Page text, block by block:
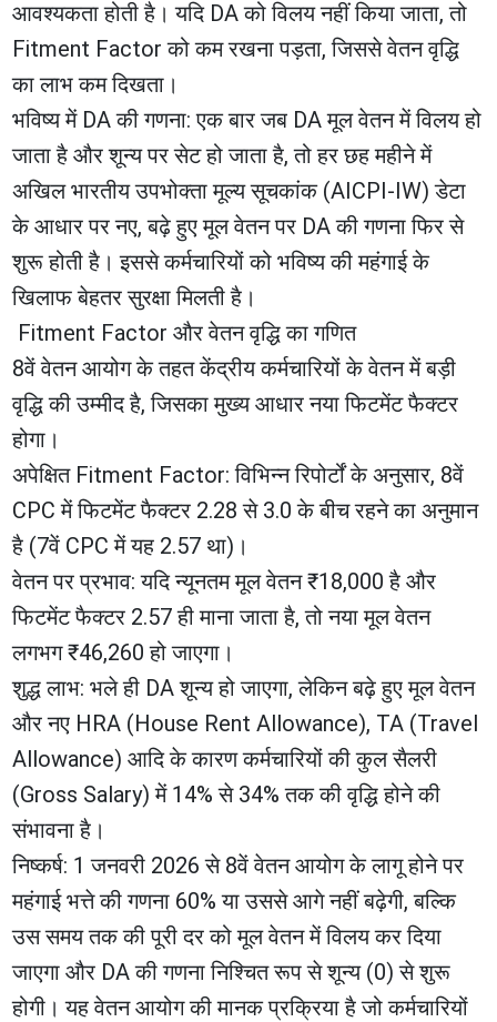
आवश्यकता होती है। यदि DA को विलय नहीं किया जाता, तो
Fitment Factor को कम रखना पड़ता, जिससे वेतन वृद्धि
का लाभ कम दिखता।
​भविष्य में DA की गणना: एक बार जब DA मूल वेतन में विलय हो
जाता है और शून्य पर सेट हो जाता है, तो हर छह महीने में
अखिल भारतीय उपभोक्ता मूल्य सूचकांक (AICPI-IW) डेटा
के आधार पर नए, बढ़े हुए मूल वेतन पर DA की गणना फिर से
शुरू होती है। इससे कर्मचारियों को भविष्य की महंगाई के
खिलाफ बेहतर सुरक्षा मिलती है।
Fitment Factor और वेतन वृद्धि का गणित
​8वें वेतन आयोग के तहत केंद्रीय कर्मचारियों के वेतन में बड़ी
वृद्धि की उम्मीद है, जिसका मुख्य आधार नया फिटमेंट फैक्टर
होगा।
​अपेक्षित Fitment Factor: विभिन्न रिपोर्टों के अनुसार, 8वें
CPC में फिटमेंट फैक्टर 2.28 से 3.0 के बीच रहने का अनुमान
है (7वें CPC में यह 2.57 था)।
​वेतन पर प्रभाव: यदि न्यूनतम मूल वेतन ₹18,000 है और
फिटमेंट फैक्टर 2.57 ही माना जाता है, तो नया मूल वेतन
लगभग ₹46,260 हो जाएगा।
​शुद्ध लाभ: भले ही DA शून्य हो जाएगा, लेकिन बढ़े हुए मूल वेतन
और नए HRA (House Rent Allowance), TA (Travel
Allowance) आदि के कारण कर्मचारियों की कुल सैलरी
(Gross Salary) में 14% से 34% तक की वृद्धि होने की
संभावना है।
​निष्कर्ष: 1 जनवरी 2026 से 8वें वेतन आयोग के लागू होने पर
महंगाई भत्ते की गणना 60% या उससे आगे नहीं बढ़ेगी, बल्कि
उस समय तक की पूरी दर को मूल वेतन में विलय कर दिया
जाएगा और DA की गणना निश्चित रूप से शून्य (0) से शुरू
होगी। यह वेतन आयोग की मानक प्रक्रिया है जो कर्मचारियों